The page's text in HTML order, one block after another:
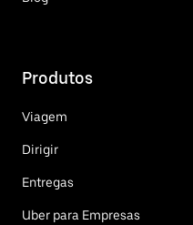
Produtos
Viagem
Dirigir
Entregas
Uber para Empresas